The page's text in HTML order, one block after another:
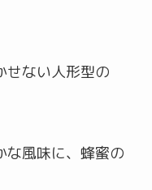
せない人形型の
な風味に、蜂蜜の